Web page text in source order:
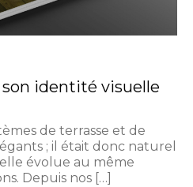
identité visuelle
de terrasse et de
; il était donc naturel
évolue au même
Depuis nos […]